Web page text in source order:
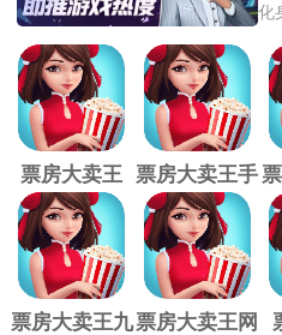
化
票房大卖王
3D版
票房大卖王手
游官方版
票房大卖王九票房大卖王网